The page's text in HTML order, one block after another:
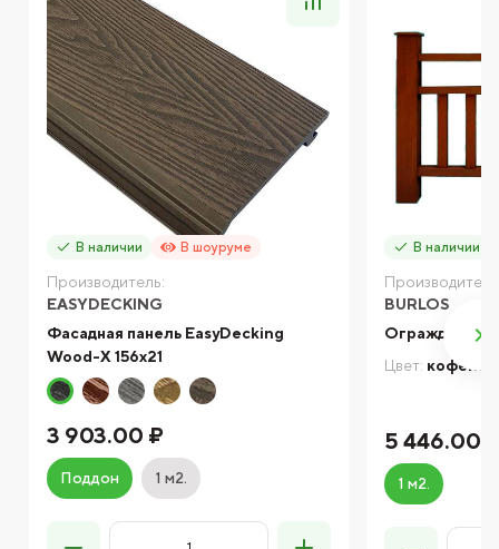
В наличии В шоуруме
Производитель:
EASYDECKING
Фасадная панель EasyDecking
Wood-X 156х21
3 903.00 ₽
Поддон 1 м2.
В наличии
BURLOS
Ограждение
Цвет:
5 446.00
1 м2.